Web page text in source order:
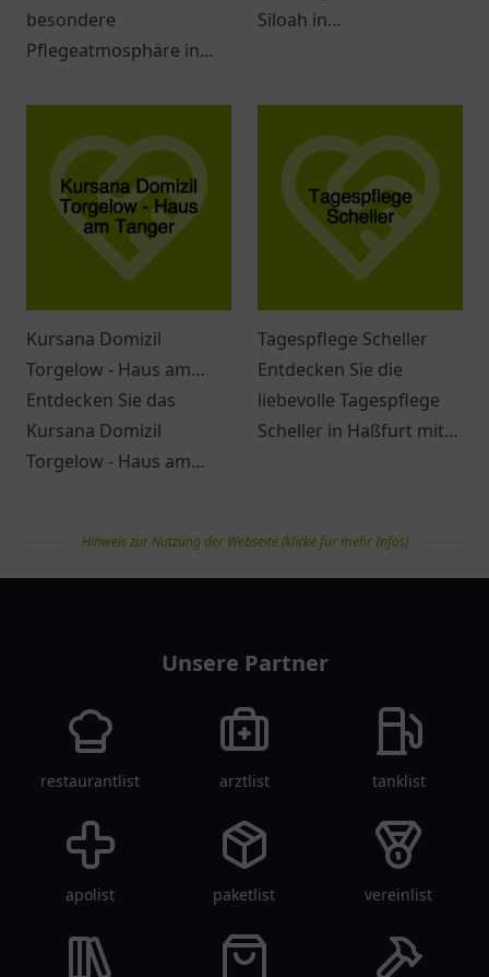
besondere
Pflegeatmosphäre in
Vertrauen Sie der
Kranken- und
Altenpflege für
umfassende Betreuung.
Siloah in
Möglichkeiten für
Seniorenbetreuung.
Kursana Domizil
Torgelow - Haus am
Tanger
Entdecken Sie das
Kursana Domizil
Torgelow - Haus am
Dienstleistungen und
ein engagiertes Team
Tagespflege Scheller
Entdecken Sie die
liebevolle Tagespflege
Scheller in Haßfurt mit
Hinweis zur Nutzung der Webseite (klicke für mehr Infos)
Unsere Partner
restaurantlist arztlist tanklist
apolist paketlist vereinlist